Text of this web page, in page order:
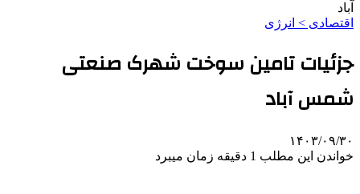
آباد
اقتصادی > انرژی
جزئیات تامین سوخت شهرک صنعتی
شمس آباد
۱۴۰۳/۰۹/۳۰
خواندن این مطلب 1 دقیقه زمان میبرد